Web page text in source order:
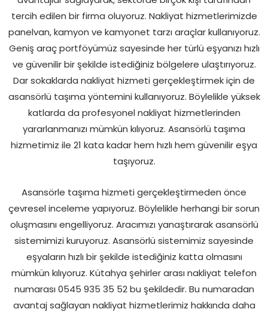
tercih edilen bir firma oluyoruz. Nakliyat hizmetlerimizde
panelvan, kamyon ve kamyonet tarzı araçlar kullanıyoruz.
Geniş araç portföyümüz sayesinde her türlü eşyanızı hızlı
ve güvenilir bir şekilde istediğiniz bölgelere ulaştırıyoruz.
Dar sokaklarda nakliyat hizmeti gerçekleştirmek için de
asansörlü taşıma yöntemini kullanıyoruz. Böylelikle yüksek
katlarda da profesyonel nakliyat hizmetlerinden
yararlanmanızı mümkün kılıyoruz. Asansörlü taşıma
hizmetimiz ile 21 kata kadar hem hızlı hem güvenilir eşya
taşıyoruz.
Asansörle taşıma hizmeti gerçekleştirmeden önce
çevresel inceleme yapıyoruz. Böylelikle herhangi bir sorun
oluşmasını engelliyoruz. Aracımızı yanaştırarak asansörlü
sistemimizi kuruyoruz. Asansörlü sistemimiz sayesinde
eşyaların hızlı bir şekilde istediğiniz katta olmasını
mümkün kılıyoruz. Kütahya şehirler arası nakliyat telefon
numarası 0545 935 35 52 bu şekildedir. Bu numaradan
avantaj sağlayan nakliyat hizmetlerimiz hakkında daha